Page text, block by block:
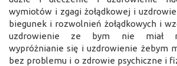
wymiotów i zgagi żołądkowej i
biegunek i rozwolnień żołądkowych i
uzdrowienie ze bym nie miał
wypróżnianie się i uzdrowienie żebym
bez problemu i o zdrowie psychiczne i